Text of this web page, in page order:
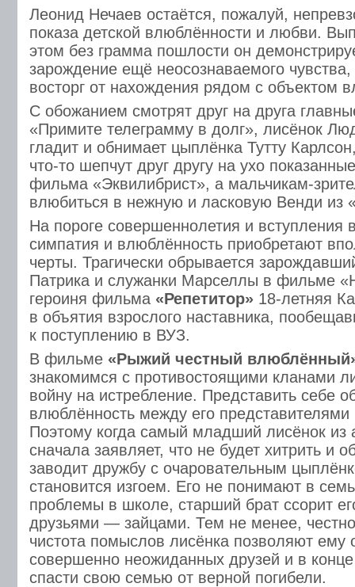
Леонид Нечаев остаётся, пожалуй,
показа детской влюблённости и любви.
этом без грамма пошлости он
зарождение ещё неосознаваемого
восторг от нахождения рядом с объектом
С обожанием смотрят друг на друга
«Примите телеграмму в долг», лисёнок
гладит и обнимает цыплёнка Тутту
что-то шепчут друг другу на ухо
фильма «Эквилибрист», а мальчикам-
влюбиться в нежную и ласковую Венди из
На пороге совершеннолетия и вступления
симпатия и влюблённость приобретают
черты. Трагически обрывается
Патрика и служанки Марселлы в фильме
героиня фильма «Репетитор» 18-летняя
в объятия взрослого наставника,
к поступлению в ВУЗ.
В фильме «Рыжий честный
знакомимся с противостоящими кланами
войну на истребление. Представить себе
влюблённость между его представителями
Поэтому когда самый младший лисёнок из
сначала заявляет, что не будет хитрить и
заводит дружбу с очаровательным
становится изгоем. Его не понимают в
проблемы в школе, старший брат ссорит
друзьями — зайцами. Тем не менее,
чистота помыслов лисёнка позволяют ему
совершенно неожиданных друзей и в
спасти свою семью от верной погибели.